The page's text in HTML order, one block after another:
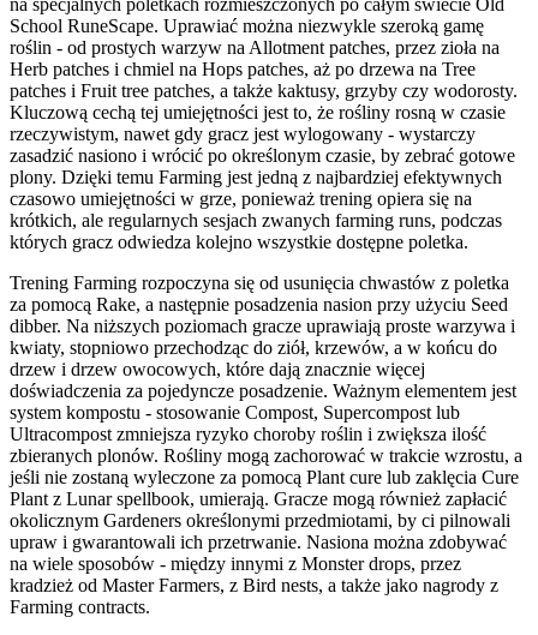
School RuneScape. Uprawiać można niezwykle szeroką gamę
roślin - od prostych warzyw na Allotment patches, przez zioła na
Herb patches i chmiel na Hops patches, aż po drzewa na Tree
patches i Fruit tree patches, a także kaktusy, grzyby czy wodorosty.
Kluczową cechą tej umiejętności jest to, że rośliny rosną w czasie
rzeczywistym, nawet gdy gracz jest wylogowany - wystarczy
zasadzić nasiono i wrócić po określonym czasie, by zebrać gotowe
plony. Dzięki temu Farming jest jedną z najbardziej efektywnych
czasowo umiejętności w grze, ponieważ trening opiera się na
krótkich, ale regularnych sesjach zwanych farming runs, podczas
których gracz odwiedza kolejno wszystkie dostępne poletka.
Trening Farming rozpoczyna się od usunięcia chwastów z poletka
za pomocą Rake, a następnie posadzenia nasion przy użyciu Seed
dibber. Na niższych poziomach gracze uprawiają proste warzywa i
kwiaty, stopniowo przechodząc do ziół, krzewów, a w końcu do
drzew i drzew owocowych, które dają znacznie więcej
doświadczenia za pojedyncze posadzenie. Ważnym elementem jest
system kompostu - stosowanie Compost, Supercompost lub
Ultracompost zmniejsza ryzyko choroby roślin i zwiększa ilość
zbieranych plonów. Rośliny mogą zachorować w trakcie wzrostu, a
jeśli nie zostaną wyleczone za pomocą Plant cure lub zaklęcia Cure
Plant z Lunar spellbook, umierają. Gracze mogą również zapłacić
okolicznym Gardeners określonymi przedmiotami, by ci pilnowali
upraw i gwarantowali ich przetrwanie. Nasiona można zdobywać
na wiele sposobów - między innymi z Monster drops, przez
kradzież od Master Farmers, z Bird nests, a także jako nagrody z
Farming contracts.